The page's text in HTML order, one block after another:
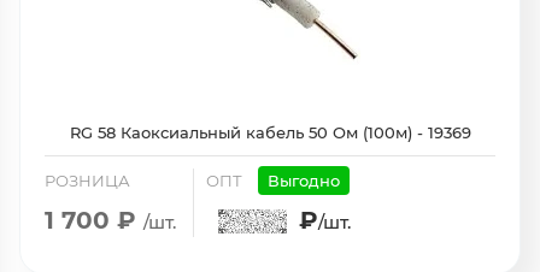
RG 58 Каоксиальный кабель 50 Ом (100м) - 19369
РОЗНИЦА
1 700 ₽ /шт.
ОПТ Выгодно
₽/шт.